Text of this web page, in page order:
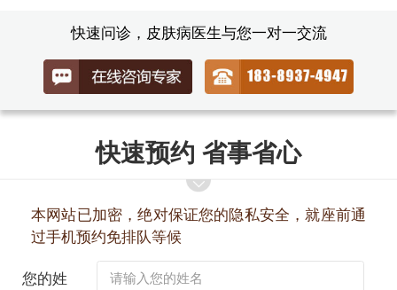
快速问诊，皮肤病医生与您一对一交流
快速预约 省事省心
本网站已加密，绝对保证您的隐私安全，就座前通
过手机预约免排队等候
您的姓